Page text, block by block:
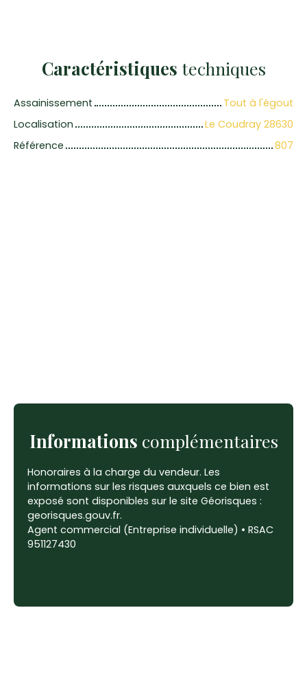
Caractéristiques techniques
Assainissement
Tout à l'égout
Localisation
Le Coudray 28630
Référence
807
Informations complémentaires
Honoraires à la charge du vendeur. Les
informations sur les risques auxquels ce bien est
exposé sont disponibles sur le site Géorisques :
georisques.gouv.fr.
Agent commercial (Entreprise individuelle) • RSAC
951127430